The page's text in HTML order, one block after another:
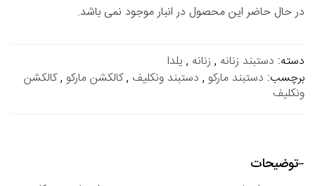
در حال حاضر این محصول در انبار موجود نمی باشد.
دسته: دستبند زنانه , زنانه , یلدا
برچسب: دستبند مارکو , دستبند ونکلیف ,کالکشن مارکو ,کالکشن
ونکلیف
توضیحات